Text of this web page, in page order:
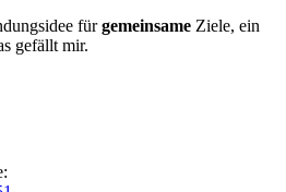
fürgemeinsame Ziele, ein
gefällt mir.